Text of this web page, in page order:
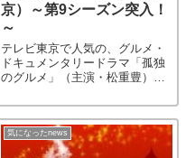
京）～第9シーズン突入！
～
テレビ東京で人気の、グルメ・
ドキュメンタリードラマ「孤独
のグルメ」（主演・松重豊）の
るとのニュースが飛び込んでき
た。 待ってました！
気になったnews